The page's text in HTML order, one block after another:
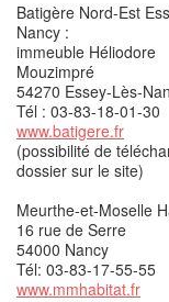
Batigère Nord-Est
Nancy :
immeuble Héliodore
Mouzimpré
54270 Essey-Lès-
Tél : 03-83-18-01-30
www.batigere.fr
(possibilité de
dossier sur le site)
Meurthe-et-Moselle
16 rue de Serre
54000 Nancy
Tél: 03-83-17-55-55
www.mmhabitat.fr